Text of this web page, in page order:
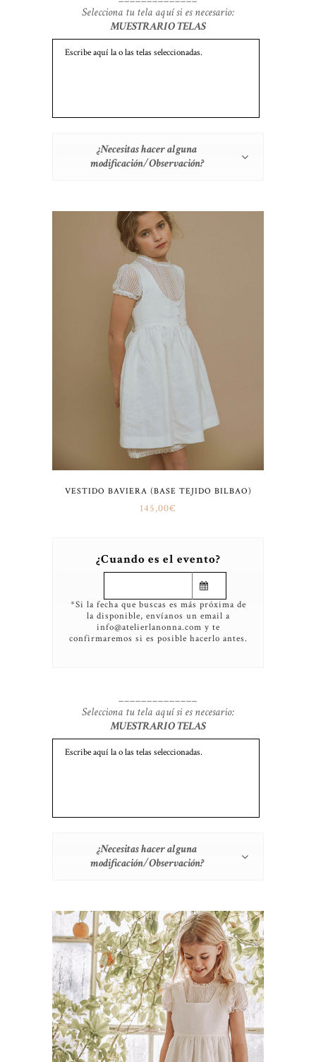
Selecciona tu tela aquí si es necesario:
MUESTRARIO TELAS
¿Necesitas hacer alguna
modificación/Observación?
VESTIDO BAVIERA (BASE TEJIDO BILBAO)
145,00€
¿Cuando es el evento?
*Si la fecha que buscas es más próxima de
la disponible, envíanos un email a
info@atelierlanonna.com y te
confirmaremos si es posible hacerlo antes.
______________
Selecciona tu tela aquí si es necesario:
MUESTRARIO TELAS
¿Necesitas hacer alguna
modificación/Observación?